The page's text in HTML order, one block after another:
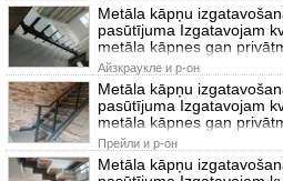
Metāla kāpņu
pasūtījuma Izgatavojam
metāla kāpnes gan
Айзкраукле и р-он
Metāla kāpņu
pasūtījuma Izgatavojam
metāla kāpnes gan
Прейли и р-он
Metāla kāpņu